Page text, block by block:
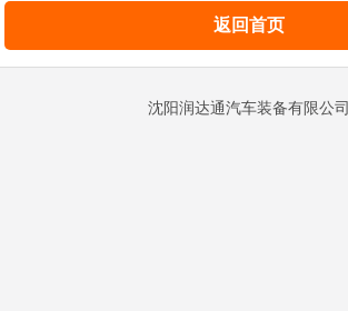
返回首页
沈阳润达通汽车装备有限公司